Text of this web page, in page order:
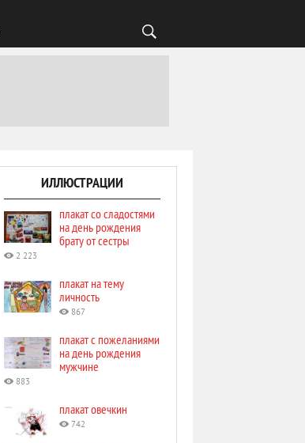
ИЛЛЮСТРАЦИИ
плакат со сладостями
на день рождения
брату от сестры
2 223
плакат на тему
личность
867
плакат с пожеланиями
на день рождения
мужчине
883
плакат овечкин
742